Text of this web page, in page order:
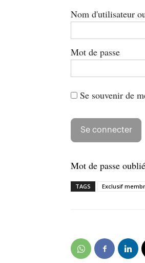
Nom d'utilisateur
Mot de passe
Se souvenir de
Mot de passe oublié
TAGS Exclusif